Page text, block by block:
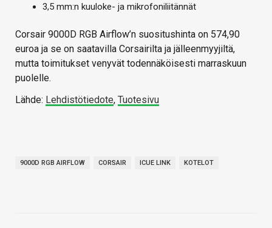
3,5 mm:n kuuloke- ja mikrofoniliitännät
Corsair 9000D RGB Airflow’n suositushinta on 574,90
euroa ja se on saatavilla Corsairilta ja jälleenmyyjiltä,
mutta toimitukset venyvät todennäköisesti marraskuun
puolelle.
Lähde: Lehdistötiedote, Tuotesivu
9000D RGB AIRFLOW CORSAIR ICUE LINK KOTELOT